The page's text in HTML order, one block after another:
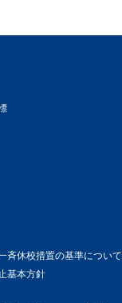
斉休校措置の基準について
基本方針